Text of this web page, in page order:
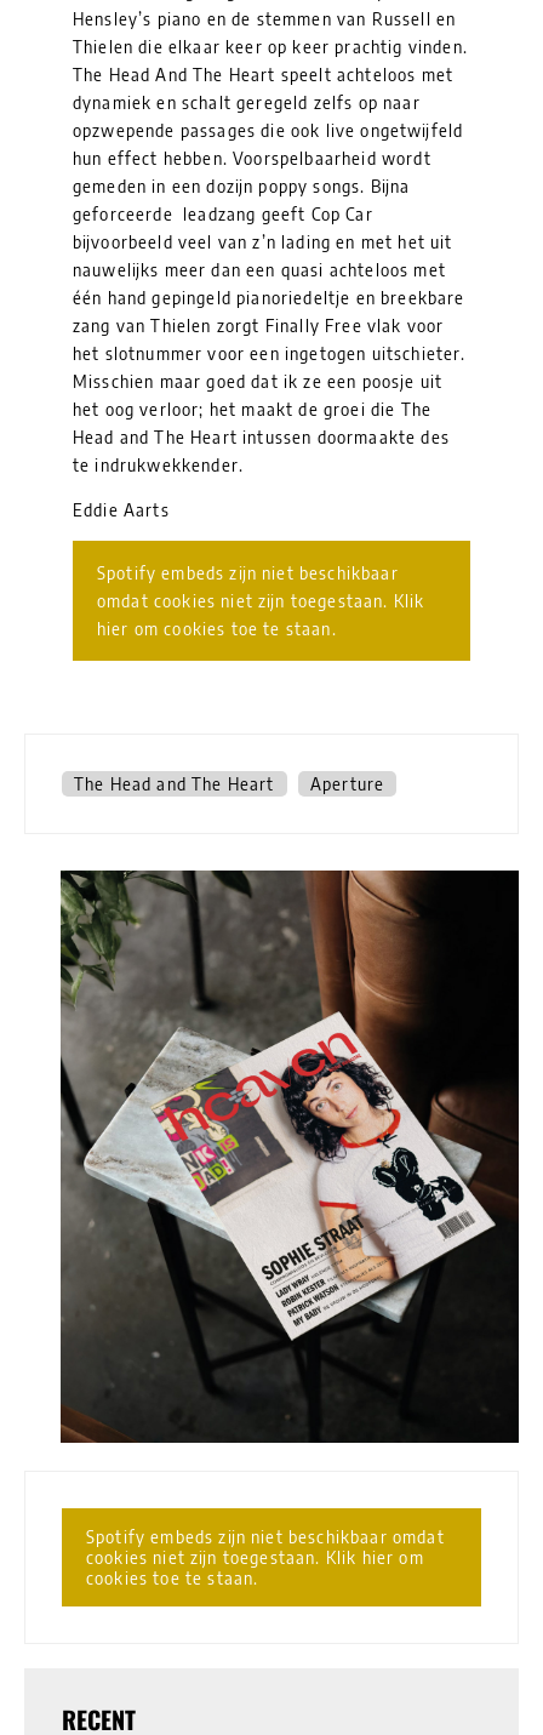
Hensley’s piano en de stemmen van Russell en
Thielen die elkaar keer op keer prachtig vinden.
The Head And The Heart speelt achteloos met
dynamiek en schalt geregeld zelfs op naar
opzwepende passages die ook live ongetwijfeld
hun effect hebben. Voorspelbaarheid wordt
gemeden in een dozijn poppy songs. Bijna
geforceerde leadzang geeft Cop Car
bijvoorbeeld veel van z’n lading en met het uit
nauwelijks meer dan een quasi achteloos met
één hand gepingeld pianoriedeltje en breekbare
zang van Thielen zorgt Finally Free vlak voor
het slotnummer voor een ingetogen uitschieter.
Misschien maar goed dat ik ze een poosje uit
het oog verloor; het maakt de groei die The
Head and The Heart intussen doormaakte des
te indrukwekkender.
Eddie Aarts
Spotify embeds zijn niet beschikbaar
omdat cookies niet zijn toegestaan. Klik
hier om cookies toe te staan.
The Head and The Heart Aperture
Spotify embeds zijn niet beschikbaar omdat
cookies niet zijn toegestaan. Klik hier om
cookies toe te staan.
RECENT